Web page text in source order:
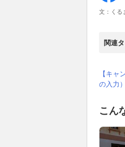
文：くる
関連
【キャ
の入力）
こん